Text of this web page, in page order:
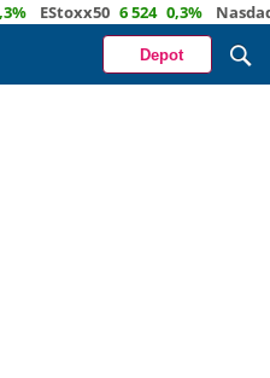
EStoxx50 6 524 0,3% Nasdaq
Depot